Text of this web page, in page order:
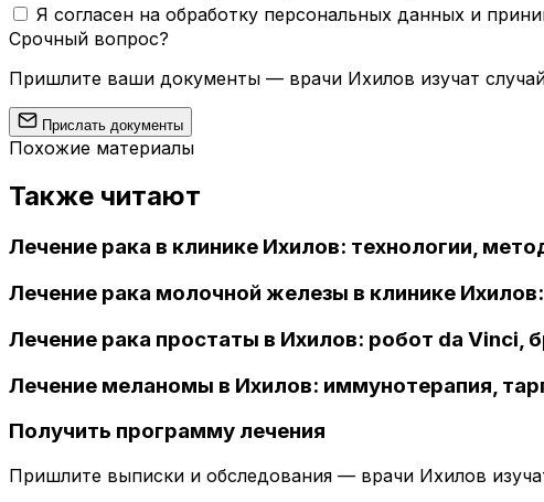
Я согласен на обработку персональных данных и
Срочный вопрос?
Пришлите ваши документы — врачи Ихилов изучат случай
Прислать документы
Похожие материалы
Также читают
Лечение рака в клинике Ихилов: технологии,
Лечение рака молочной железы в клинике
Лечение рака простаты в Ихилов: робот da Vinci,
Лечение меланомы в Ихилов: иммунотерапия,
Получить программу лечения
Пришлите выписки и обследования — врачи Ихилов